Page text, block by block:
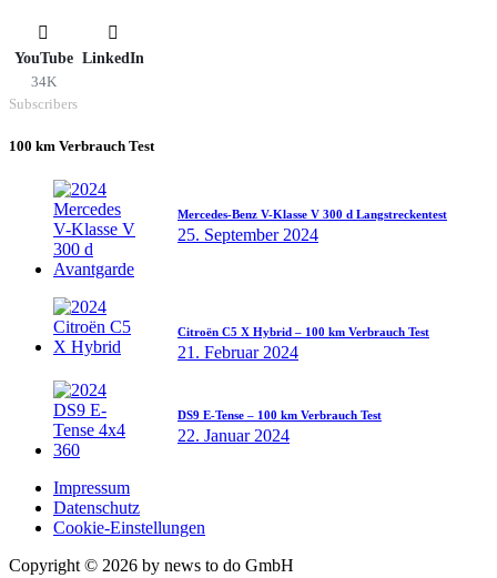
YouTube
34K
Subscribers
LinkedIn
100 km Verbrauch Test
Mercedes-Benz V-Klasse V 300 d Langstreckentest
25. September 2024
Citroën C5 X Hybrid – 100 km Verbrauch Test
21. Februar 2024
DS9 E-Tense – 100 km Verbrauch Test
22. Januar 2024
Impressum
Datenschutz
Cookie-Einstellungen
Copyright © 2026 by news to do GmbH